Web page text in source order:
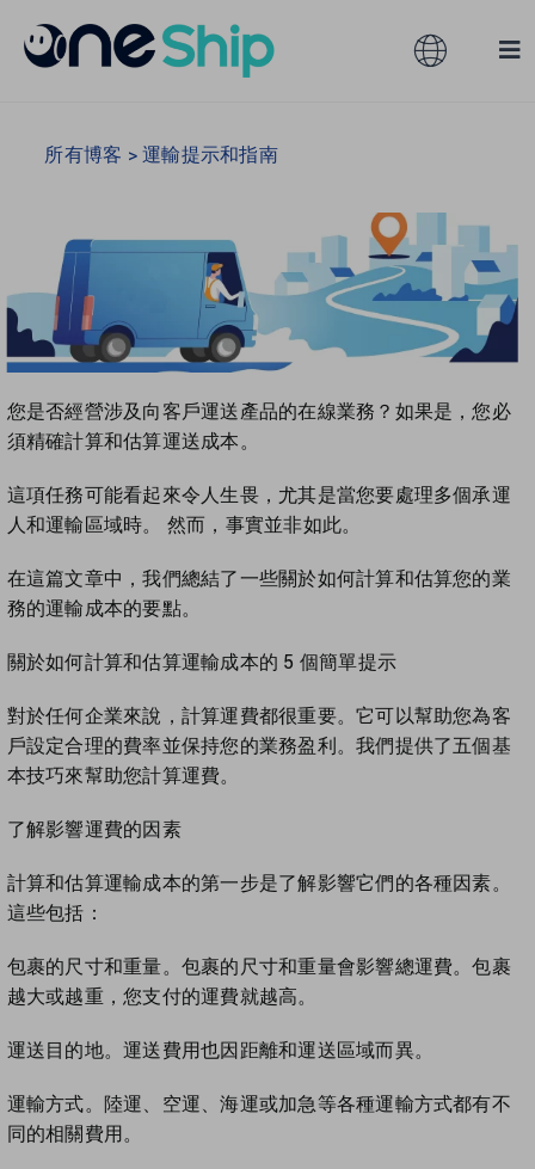
content
Toggle
全球
香港
馬來西亞
台灣
新加坡
英國
解決方案
合作夥伴
服務訂閱
資源
關於
所有博客 >運輸提示和指南
您是否經營涉及向客戶運送產品的在線業務？如果是，您必
須精確計算和估算運送成本。
這項任務可能看起來令人生畏，尤其是當您要處理多個承運
人和運輸區域時。 然而，事實並非如此。
在這篇文章中，我們總結了一些關於如何計算和估算您的業
務的運輸成本的要點。
關於如何計算和估算運輸成本的 5 個簡單提示
對於任何企業來說，計算運費都很重要。它可以幫助您為客
戶設定合理的費率並保持您的業務盈利。我們提供了五個基
本技巧來幫助您計算運費。
了解影響運費的因素
計算和估算運輸成本的第一步是了解影響它們的各種因素。
這些包括：
包裹的尺寸和重量。包裹的尺寸和重量會影響總運費。包裹
越大或越重，您支付的運費就越高。
運送目的地。運送費用也因距離和運送區域而異。
運輸方式。陸運、空運、海運或加急等各種運輸方式都有不
同的相關費用。